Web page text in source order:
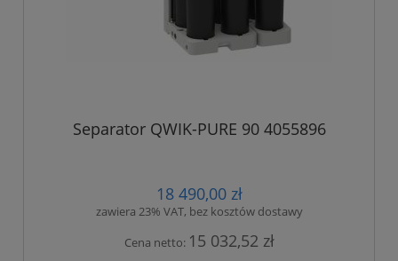
Separator QWIK-PURE 90 4055896
18 490,00 zł
zawiera 23% VAT, bez kosztów dostawy
Cena netto: 15 032,52 zł